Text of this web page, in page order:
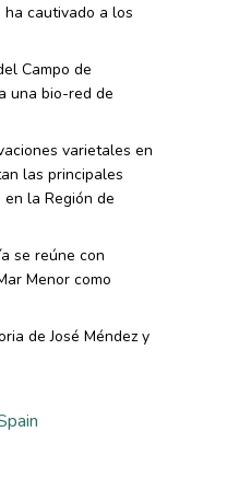
ha cautivado a los
Campo de
una bio-red de
varietales en
las principales
la Región de
se reúne con
Menor como
de José Méndez y